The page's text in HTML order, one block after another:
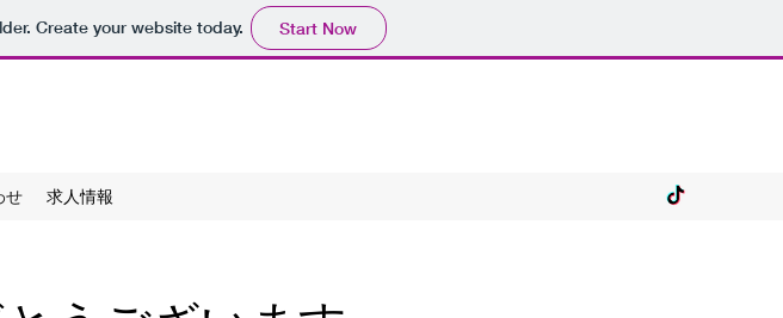
Create your website today. Start Now
せ 求人情報